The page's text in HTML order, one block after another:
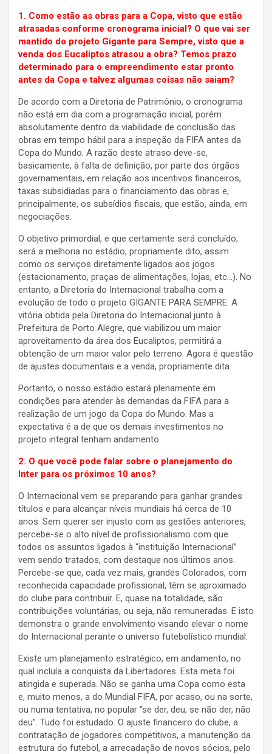
1. Como estão as obras para a Copa, visto que estão
atrasadas conforme cronograma inicial? O que vai ser
mantido do projeto Gigante para Sempre, visto que a
venda dos Eucaliptos atrasou a obra? Temos prazo
determinado para o empreendimento estar pronto
antes da Copa e talvez algumas coisas não saiam?
De acordo com a Diretoria de Patrimônio, o cronograma
não está em dia com a programação inicial, porém
absolutamente dentro da viabilidade de conclusão das
obras em tempo hábil para a inspeção da FIFA antes da
Copa do Mundo. A razão deste atraso deve-se,
basicamente, à falta de definição, por parte dos órgãos
governamentais, em relação aos incentivos financeiros,
taxas subsidiadas para o financiamento das obras e,
principalmente, os subsídios fiscais, que estão, ainda, em
negociações.
O objetivo primordial, e que certamente será concluído,
será a melhoria no estádio, propriamente dito, assim
como os serviços diretamente ligados aos jogos
(estacionamento, praças de alimentações, lojas, etc…). No
entanto, a Diretoria do Internacional trabalha com a
evolução de todo o projeto GIGANTE PARA SEMPRE. A
vitória obtida pela Diretoria do Internacional junto à
Prefeitura de Porto Alegre, que viabilizou um maior
aproveitamento da área dos Eucaliptos, permitirá a
obtenção de um maior valor pelo terreno. Agora é questão
de ajustes documentais e a venda, propriamente dita.
Portanto, o nosso estádio estará plenamente em
condições para atender às demandas da FIFA para a
realização de um jogo da Copa do Mundo. Mas a
expectativa é a de que os demais investimentos no
projeto integral tenham andamento.
2. O que você pode falar sobre o planejamento do
Inter para os próximos 10 anos?
O Internacional vem se preparando para ganhar grandes
títulos e para alcançar níveis mundiais há cerca de 10
anos. Sem querer ser injusto com as gestões anteriores,
percebe-se o alto nível de profissionalismo com que
todos os assuntos ligados à “instituição Internacional”
vem sendo tratados, com destaque nos últimos anos.
Percebe-se que, cada vez mais, grandes Colorados, com
reconhecida capacidade profissional, têm se aproximado
do clube para contribuir. E, quase na totalidade, são
contribuições voluntárias, ou seja, não remuneradas. E isto
demonstra o grande envolvimento visando elevar o nome
do Internacional perante o universo futebolístico mundial.
Existe um planejamento estratégico, em andamento, no
qual incluía a conquista da Libertadores. Esta meta foi
atingida e superada. Não se ganha uma Copa como esta
e, muito menos, a do Mundial FIFA, por acaso, ou na sorte,
ou numa tentativa, no popular “se der, deu, se não der, não
deu”. Tudo foi estudado. O ajuste financeiro do clube, a
contratação de jogadores competitivos, a manutenção da
estrutura do futebol, a arrecadação de novos sócios, pelo